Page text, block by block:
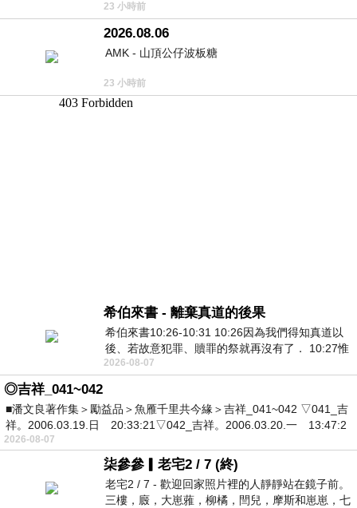
舒心 轉眼驟成昨日 而明晨 太陽
23 小時前
2026.08.06
AMK - 山頂公仔波板糖
23 小時前
希伯來書 - 離棄真道的後果
希伯來書10:26-10:31 10:26因為我們得知真道以
後、若故意犯罪、贖罪的祭就再沒有了． 10:27惟
有戰懼等候審判和那燒滅眾敵人的烈火
2026-08-07
◎吉祥_041~042
■潘文良著作集＞勵益品＞魚雁千里共今緣＞吉祥_041~042 ▽041_吉
祥。2006.03.19.日 20:33:21▽042_吉祥。2006.03.20.一 13:47:2
2026-08-07
柒參參▎老宅2 / 7 (終)
老宅2 / 7 - 歡迎回家照片裡的人靜靜站在鏡子前。
三樓，廄，大崽蕥，柳橘，閆兒，摩斯和崽崽，七